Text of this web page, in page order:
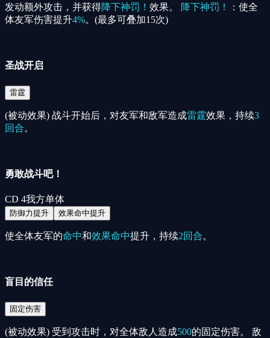
发动额外攻击，并获得降下神罚！ 效果。 降下神罚！
：使全
体友军伤害提升4%。(最多可叠加15次)
圣战开启
雷霆
(被动效果) 战斗开始后，对友军和敌军造成雷霆效果，持续3
回合。
勇敢战斗吧！
CD 4我方单体
防御力提升 效果命中提升
使全体友军的命中和效果命中提升，持续2回合。
盲目的信任
固定伤害
(被动效果) 受到攻击时，对全体敌人造成500的固定伤害。 敌